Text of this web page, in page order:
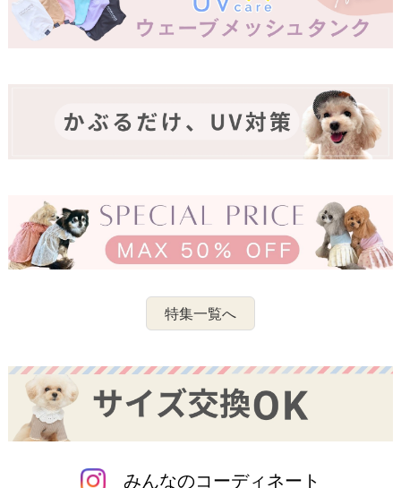
特集一覧へ
みんなのコーディネート